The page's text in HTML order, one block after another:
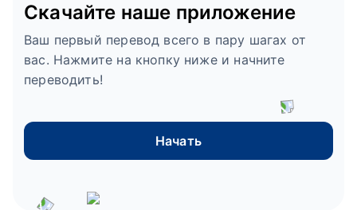
Скачайте наше приложение
Ваш первый перевод всего в пару шагах от
вас. Нажмите на кнопку ниже и начните
переводить!
Начать